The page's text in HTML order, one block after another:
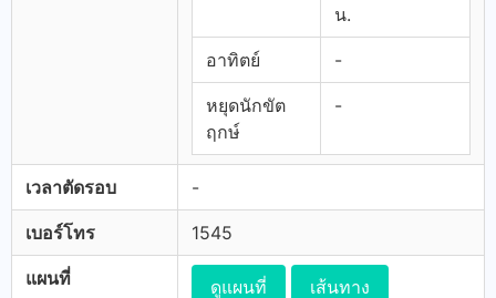
น.
อาทิตย์ -
หยุดนักขัต
ฤกษ์
-
เวลาตัดรอบ -
เบอร์โทร 1545
แผนที่ ดูแผนที่ เส้นทาง